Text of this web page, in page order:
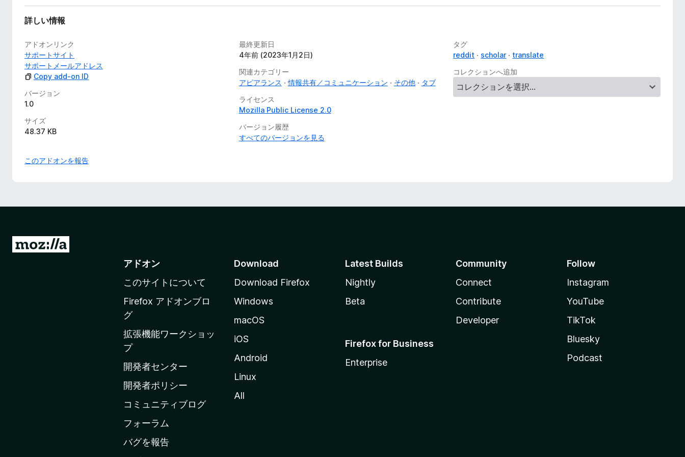
詳しい情報
アドオンリンク
サポートサイト
サポートメールアドレス
Copy add-on ID
バージョン
1.0
サイズ
48.37 KB
最終更新日
4年前 (2023年1月2日)
関連カテゴリー
アピアランス
情報共有／コミュニケーション その他
タブ
ライセンス
Mozilla Public License 2.0
バージョン履歴
すべてのバージョンを見る
タグ
reddit
scholar
translate
コレクションへ追加
このアドオンを報告
M
アドオン
このサイトについて
Firefox アドオンブロ
グ
拡張機能ワークショッ
プ
開発者センター
開発者ポリシー
コミュニティブログ
フォーラム
バグを報告
Download
Download Firefox
Windows
macOS
iOS
Android
Linux
All
Latest Builds
Nightly
Beta
Firefox for Business
Enterprise
Community
Connect
Contribute
Developer
Follow
Instagram
YouTube
TikTok
Bluesky
Podcast